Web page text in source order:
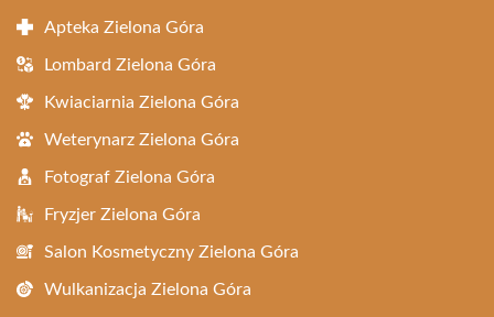
Apteka Zielona Góra
Lombard Zielona Góra
Kwiaciarnia Zielona Góra
Weterynarz Zielona Góra
Fotograf Zielona Góra
Fryzjer Zielona Góra
Salon Kosmetyczny Zielona Góra
Wulkanizacja Zielona Góra